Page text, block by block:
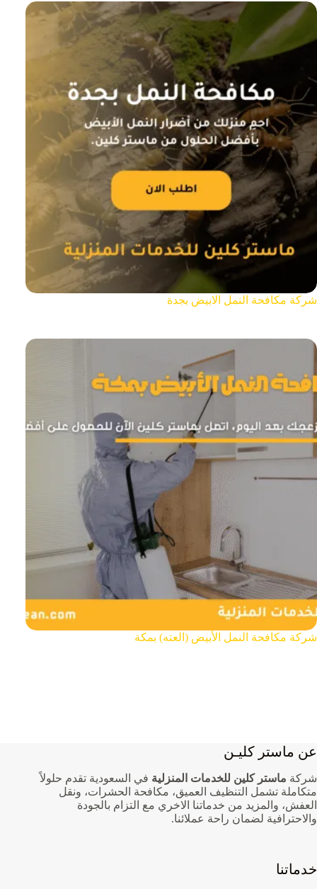
شركة مكافحة النمل الابيض بجدة
شركة مكافحة النمل الأبيض (العته) بمكة
عن ماستر كليـن
شركة ماستر كلين للخدمات المنزلية في السعودية تقدم حلولاً
متكاملة تشمل التنظيف العميق، مكافحة الحشرات، ونقل
العفش، والمزيد من خدماتنا الاخري مع التزام بالجودة
والاحترافية لضمان راحة عملائنا.
خدماتنا